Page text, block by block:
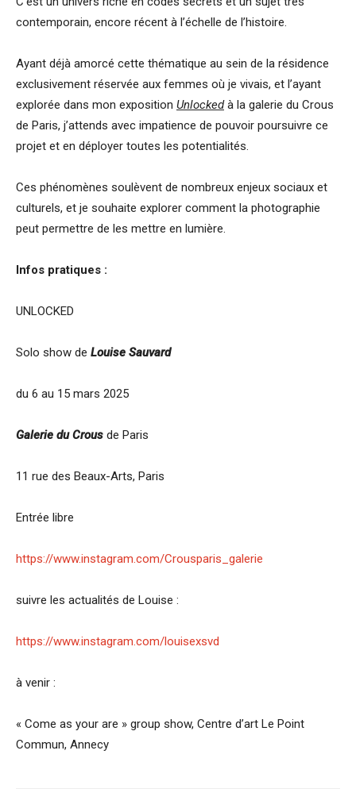
contemporain, encore récent à l’échelle de l’histoire.
Ayant déjà amorcé cette thématique au sein de la résidence
exclusivement réservée aux femmes où je vivais, et l’ayant
explorée dans mon exposition Unlockedà la galerie du Crous
de Paris, j’attends avec impatience de pouvoir poursuivre ce
projet et en déployer toutes les potentialités.
Ces phénomènes soulèvent de nombreux enjeux sociaux et
culturels, et je souhaite explorer comment la photographie
peut permettre de les mettre en lumière.
Infos pratiques :
UNLOCKED
Solo show de Louise Sauvard
du 6 au 15 mars 2025
Galerie du Crous de Paris
11 rue des Beaux-Arts, Paris
Entrée libre
https://www.instagram.com/Crousparis_galerie
suivre les actualités de Louise :
https://www.instagram.com/louisexsvd
à venir :
« Come as your are » group show, Centre d’art Le Point
Commun, Annecy